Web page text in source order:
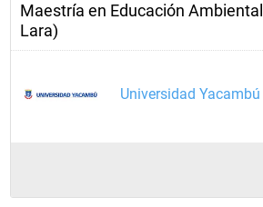
Maestría en Educación
Lara)
Universidad Yacambú